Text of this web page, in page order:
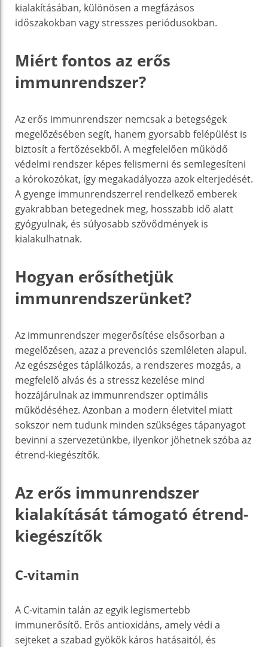
kialakításában, különösen a megfázásos
időszakokban vagy stresszes periódusokban.
Miért fontos az erős
immunrendszer?
Az erős immunrendszer nemcsak a betegségek
megelőzésében segít, hanem gyorsabb felépülést is
biztosít a fertőzésekből. A megfelelően működő
védelmi rendszer képes felismerni és semlegesíteni
a kórokozókat, így megakadályozza azok elterjedését.
A gyenge immunrendszerrel rendelkező emberek
gyakrabban betegednek meg, hosszabb idő alatt
gyógyulnak, és súlyosabb szövődmények is
kialakulhatnak.
Hogyan erősíthetjük
immunrendszerünket?
Az immunrendszer megerősítése elsősorban a
megelőzésen, azaz a prevenciós szemléleten alapul.
Az egészséges táplálkozás, a rendszeres mozgás, a
megfelelő alvás és a stressz kezelése mind
hozzájárulnak az immunrendszer optimális
működéséhez. Azonban a modern életvitel miatt
sokszor nem tudunk minden szükséges tápanyagot
bevinni a szervezetünkbe, ilyenkor jöhetnek szóba az
étrend-kiegészítők.
Az erős immunrendszer
kialakítását támogató étrend-
kiegészítők
C-vitamin
A C-vitamin talán az egyik legismertebb
immunerősítő. Erős antioxidáns, amely védi a
sejteket a szabad gyökök káros hatásaitól, és